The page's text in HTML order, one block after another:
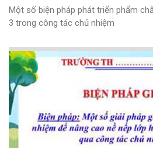
Một số biện pháp phát triển phẩm
3 trong công tác chủ nhiệm